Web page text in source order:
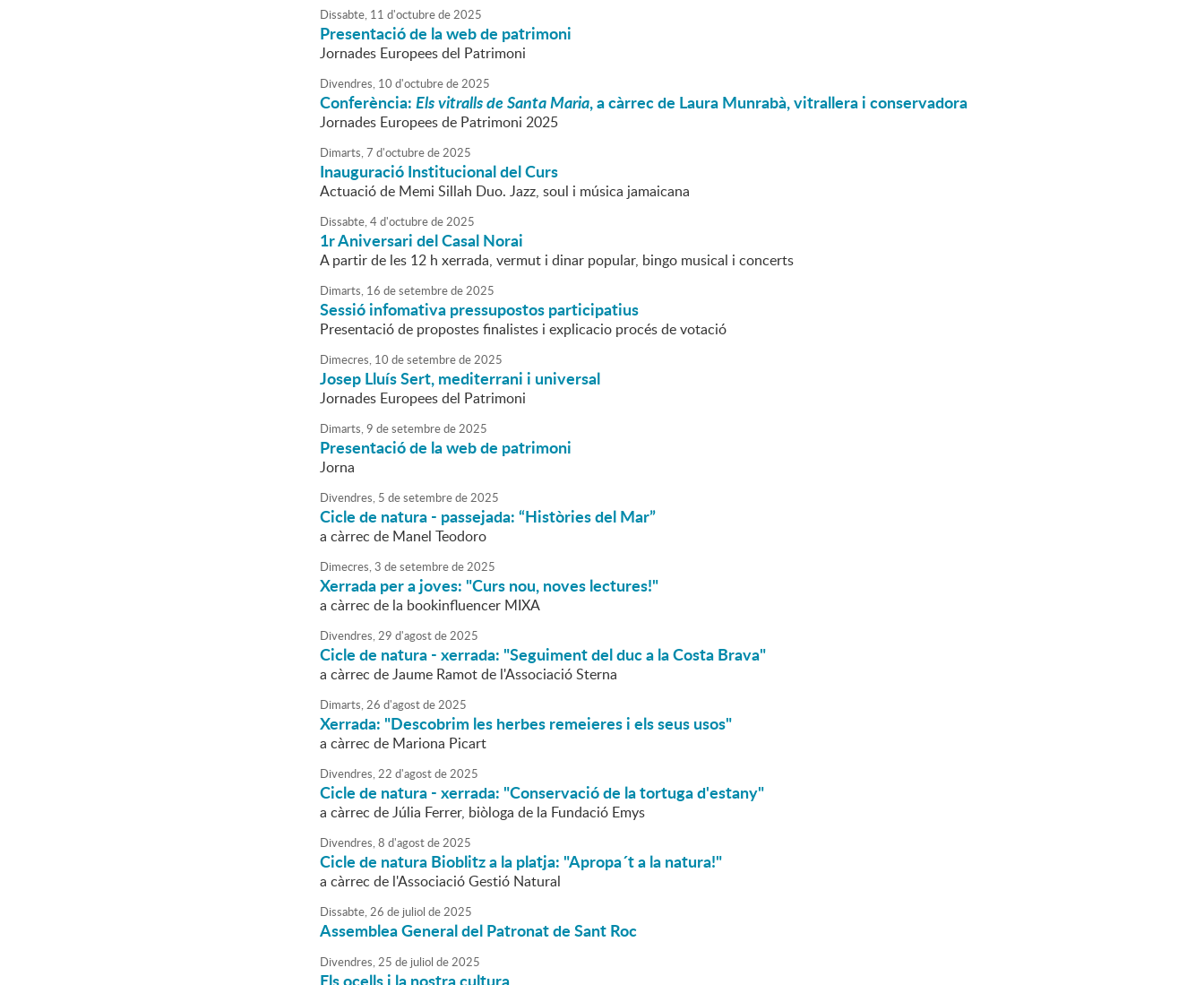
Dissabte, 11 d'octubrede2025
Presentació de la web de patrimoni
Jornades Europees del Patrimoni
Divendres, 10 d'octubrede2025
Conferència:Els vitralls de Santa Maria, a càrrec de Laura Munrabà, vitrallera i conservadora
Jornades Europees de Patrimoni 2025
Dimarts,7 d'octubrede2025
Inauguració Institucional del Curs
Actuació de Memi Sillah Duo. Jazz, soul i música jamaicana
Dissabte,4d'octubrede2025
1r Aniversari del Casal Norai
A partir de les 12 h xerrada, vermut i dinar popular, bingo musical i concerts
Dimarts, 16 desetembrede2025
Sessió infomativa pressupostos participatius
Presentació de propostes finalistes i explicacio procés de votació
Dimecres, 10 desetembrede2025
Josep Lluís Sert, mediterrani i universal
Jornades Europees del Patrimoni
Dimarts,9 desetembrede2025
Presentació de la web de patrimoni
Jorna
Divendres, 5 desetembrede2025
Cicle de natura - passejada: “Històries del Mar”
a càrrec de Manel Teodoro
Dimecres,3 desetembrede2025
Xerrada per a joves: "Curs nou, noves lectures!"
a càrrec de la bookinfluencer MIXA
Divendres,29 d'agostde2025
Cicle de natura - xerrada: "Seguiment del duc a la Costa Brava"
a càrrec de Jaume Ramot de l'Associació Sterna
Dimarts,26 d'agostde2025
Xerrada: "Descobrim les herbes remeieres i els seus usos"
a càrrec de Mariona Picart
Divendres,22 d'agostde2025
Cicle de natura - xerrada: "Conservació de la tortuga d'estany"
a càrrec de Júlia Ferrer, biòloga de la Fundació Emys
Divendres,8 d'agostde2025
Cicle de natura Bioblitz a la platja: "Apropa´t a la natura!"
a càrrec de l'Associació Gestió Natural
Dissabte,26 de juliol de2025
Assemblea General del Patronat de Sant Roc
Divendres,25 de juliol de2025